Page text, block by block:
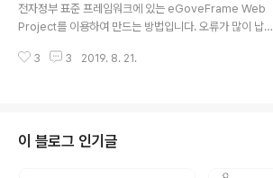
어주는 방식입니다. 제가 공부하고 있는 ddit의 경우 ddit.
or.kr의 URL을 가지고있으니 kr.or.ddit 형태로 만들 수
있습니다. Finish를 눌러 생성해주..
전자정부 표준 프레임워크에 있는 eGoveFrame Web
Project를 이용하여 만드는 방법입니다. 오류가 많이 납니
pring을 만들어보겠습니다. 이클립스에서 Ctrl + n 을 누
ime에는 사용하는 Tomcat 서버를, Dynamic Web Mo
dule version은 일반적으로 사용하는 3.0버전을 사용하
겠습니다. 예제소스를 생성하고 싶다면 Generate Exam
3 3 2019. 8. 21.
이 블로그 인기글